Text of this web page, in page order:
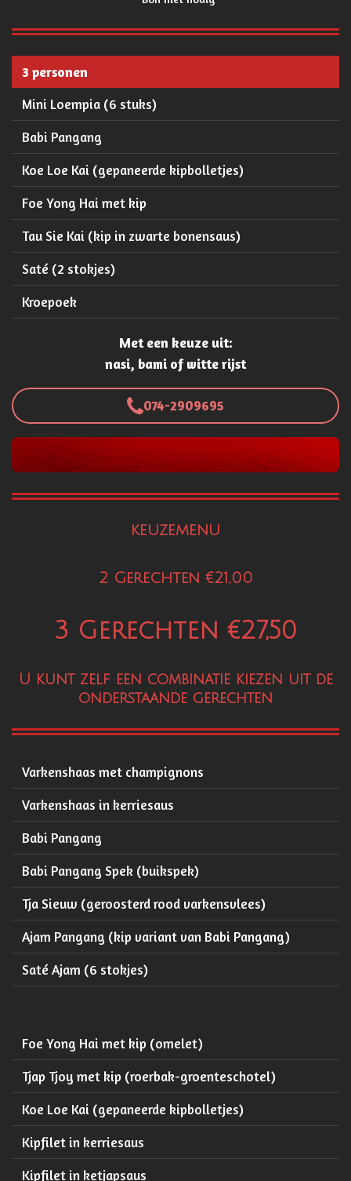
3 personen
Mini Loempia (6 stuks)
Babi Pangang
Koe Loe Kai (gepaneerde kipbolletjes)
Foe Yong Hai met kip
Tau Sie Kai (kip in zwarte bonensaus)
Saté (2 stokjes)
Kroepoek
Met een keuze uit:
nasi, bami of witte rijst
074-2909695
keuzemenu
2 Gerechten €21,00
3 Gerechten €27,50
U kunt zelf een combinatie kiezen uit de
onderstaande gerechten
Varkenshaas met champignons
Varkenshaas in kerriesaus
Babi Pangang
Babi Pangang Spek (buikspek)
Tja Sieuw (geroosterd rood varkensvlees)
Ajam Pangang (kip variant van Babi Pangang)
Saté Ajam (6 stokjes)
Foe Yong Hai met kip (omelet)
Tjap Tjoy met kip (roerbak-groenteschotel)
Koe Loe Kai (gepaneerde kipbolletjes)
Kipfilet in kerriesaus
Kipfilet in ketjapsaus